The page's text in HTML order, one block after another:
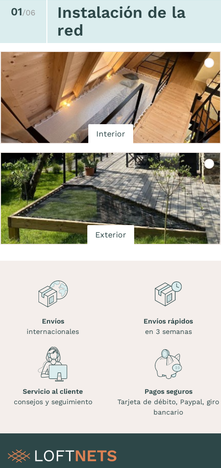
01/06
Instalación de la
red
Interior
Exterior
Envíos
internacionales
Envíos rápidos
en 3 semanas
Servicio al cliente
consejos y seguimiento
Pagos seguros
Tarjeta de débito, Paypal, giro
bancario